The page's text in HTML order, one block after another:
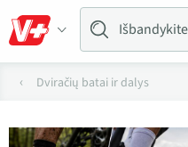
Dviračių batai ir dalys